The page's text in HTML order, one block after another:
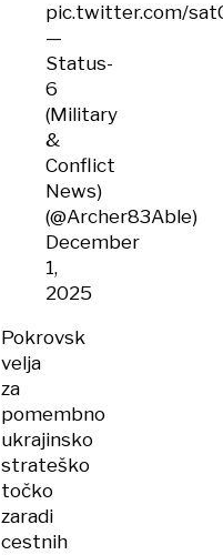
pic.twitter.com/
—
Status-
6
(Military
&
Conflict
News)
(@Archer83Able)
December
1,
2025
Pokrovsk
velja
za
pomembno
ukrajinsko
strateško
točko
zaradi
cestnih